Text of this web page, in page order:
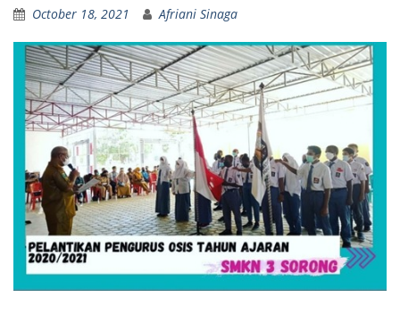
October 18, 2021 Afriani Sinaga